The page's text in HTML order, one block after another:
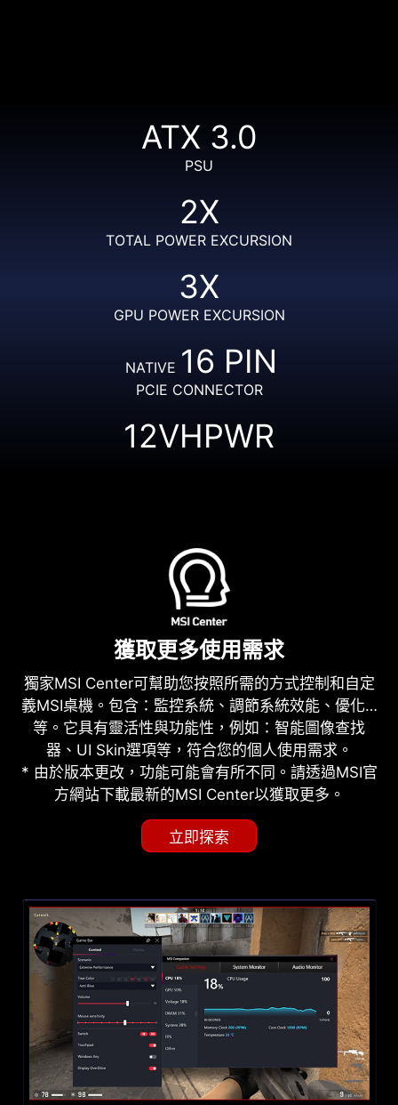
ATX 3.0
PSU
2X
TOTAL POWER EXCURSION
3X
GPU POWER EXCURSION
NATIVE 16 PIN
PCIE CONNECTOR
12VHPWR
獲取更多使用需求
獨家MSI Center可幫助您按照所需的方式控制和自定
義MSI桌機。包含：監控系統、調節系統效能、優化…
等。它具有靈活性與功能性，例如：智能圖像查找
器、UI Skin選項等，符合您的個人使用需求。
* 由於版本更改，功能可能會有所不同。請透過MSI官
方網站下載最新的MSI Center以獲取更多。
立即探索